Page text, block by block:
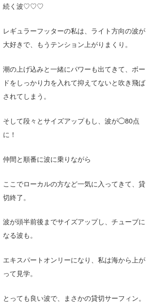
続く波♡♡♡
レギュラーフッターの私は、ライト方向の波が
大好きで、もうテンション上がりまくり。
潮の上げ込みと一緒にパワーも出てきて、ボー
ドをしっかり力を入れて抑えてないと吹き飛ば
されてしまう。
そして段々とサイズアップもし、波が◯80点
に！
仲間と順番に波に乗りながら
ここでローカルの方など一気に入ってきて、貸
切終了。
波が頭半前後までサイズアップし、チューブに
なる波も。
エキスパートオンリーになり、私は海から上が
って見学。
とっても良い波で、まさかの貸切サーフィン。
CBA Films
熊谷素子
田原啓江
植村未来
大野”MAR”修聖
喜納海人
chan-U
ECE
H
KID
Soulman
waka☆=